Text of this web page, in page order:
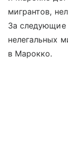
мигрантов,
За следующие
нелегальных
в Марокко.